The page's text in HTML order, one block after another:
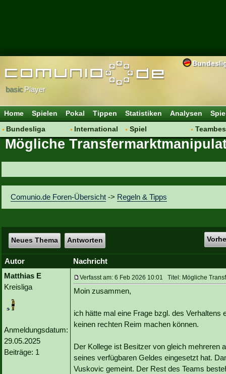
basicPlayer
Home Spielen Pokal Tippen Statistiken Analysen
Bundesliga
Hot News
Vereinsdiskussion
Vereinsfragen
International
Vereine
Spiel
Regeln & Tipps
Mögliche
Comunio.de Foren-Übersicht -> Regeln & Tipps
Neues Thema Antworten
Autor
Nachricht
Matthias E
Kreisliga
Anmeldungsdatum:
29.05.2025
Beiträge: 1
Verfasst am: 6 Feb 2026 10:01 Titel: Mögliche
Moin zusammen,
ich hätte mal eine Frage bzgl. des
keinen rechten Reim machen können.
Der Kollege ist Besitzer von gleich mehreren
seines verfügbaren Geldes eingesetzt hat.
Vuskovic gemeint. Der Rest des Teams